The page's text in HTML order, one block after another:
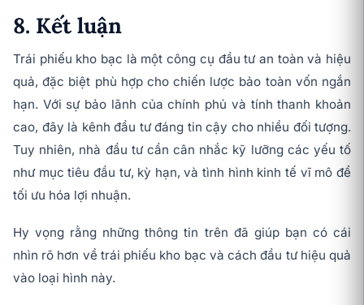
8. Kết luận
Trái phiếu kho bạc là một công cụ đầu tư an toàn và hiệu
quả, đặc biệt phù hợp cho chiến lược bảo toàn vốn ngắn
hạn. Với sự bảo lãnh của chính phủ và tính thanh khoản
cao, đây là kênh đầu tư đáng tin cậy cho nhiều đối tượng.
Tuy nhiên, nhà đầu tư cần cân nhắc kỹ lưỡng các yếu tố
như mục tiêu đầu tư, kỳ hạn, và tình hình kinh tế vĩ mô để
tối ưu hóa lợi nhuận.
Hy vọng rằng những thông tin trên đã giúp bạn có cái
nhìn rõ hơn về trái phiếu kho bạc và cách đầu tư hiệu quả
vào loại hình này.